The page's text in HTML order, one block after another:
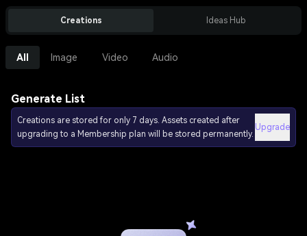
Creations Ideas Hub
All Image Video Audio
Generate List
Creations are stored for only 7 days. Assets created after
upgrading to a Membership plan will be stored permanently.
Upgrade